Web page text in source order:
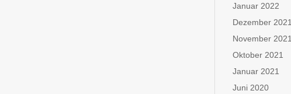
Januar 2022
Dezember 2021
November 2021
Oktober 2021
Januar 2021
Juni 2020